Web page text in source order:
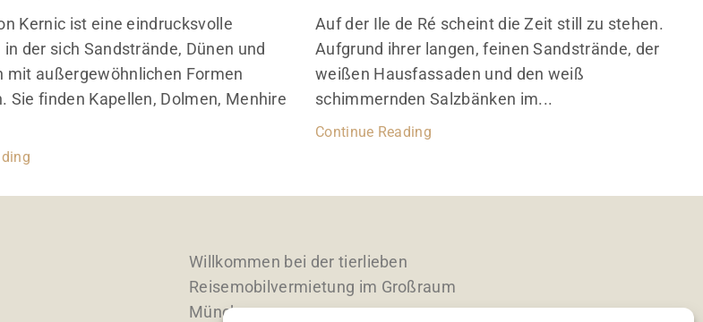
Kernic ist eine eindrucksvolle
der sich Sandstrände, Dünen und
mit außergewöhnlichen Formen
Sie finden Kapellen, Dolmen, Menhire
Auf der Ile de Ré scheint die Zeit still zu stehen.
Aufgrund ihrer langen, feinen Sandstrände, der
weißen Hausfassaden und den weiß
schimmernden Salzbänken im...
Continue Reading
Willkommen bei der tierlieben
Reisemobilvermietung im Großraum
München.